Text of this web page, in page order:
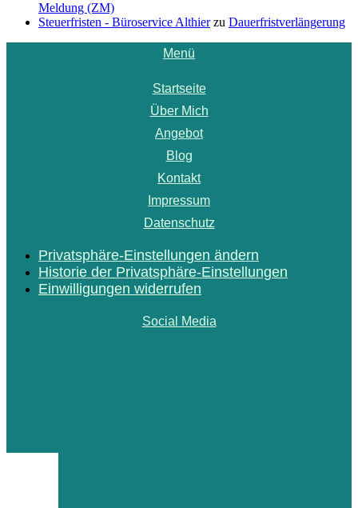
Meldung (ZM)
Steuerfristen - Büroservice Althierzu Dauerfristverlängerung
Menü
Startseite
Über Mich
Angebot
Blog
Kontakt
Impressum
Datenschutz
Privatsphäre-Einstellungen ändern
Historie der Privatsphäre-Einstellungen
Einwilligungen widerrufen
Social Media